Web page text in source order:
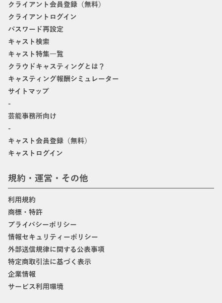
クライアント会員登録（無料）
クライアントログイン
パスワード再設定
キャスト検索
キャスト特集一覧
クラウドキャスティングとは？
キャスティング報酬シミュレーター
サイトマップ
-
芸能事務所向け
-
キャスト会員登録（無料）
キャストログイン
規約・運営・その他
利用規約
商標・特許
プライバシーポリシー
情報セキュリティーポリシー
外部送信規律に関する公表事項
特定商取引法に基づく表示
企業情報
サービス利用環境